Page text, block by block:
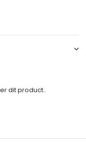
dit product..